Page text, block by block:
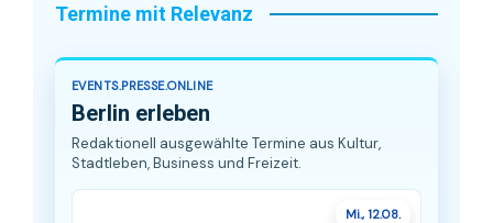
Termine mit Relevanz
EVENTS.PRESSE.ONLINE
Berlin erleben
Redaktionell ausgewählte Termine aus Kultur,
Stadtleben, Business und Freizeit.
Mi., 12.08.